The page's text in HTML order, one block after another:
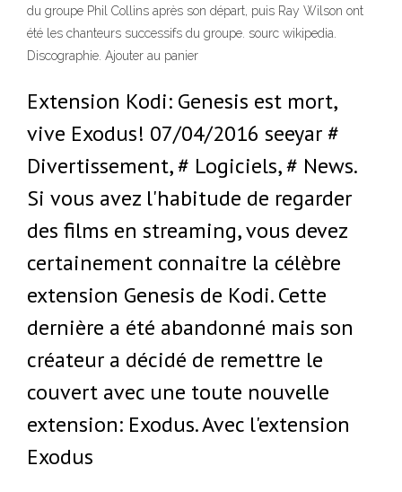
du groupe Phil Collins après son départ, puis Ray Wilson ont
été les chanteurs successifs du groupe. sourc wikipedia.
Discographie. Ajouter au panier
Extension Kodi: Genesis est mort,
vive Exodus! 07/04/2016 seeyar #
Divertissement, # Logiciels, # News.
Si vous avez l'habitude de regarder
des films en streaming, vous devez
certainement connaitre la célèbre
extension Genesis de Kodi. Cette
dernière a été abandonné mais son
créateur a décidé de remettre le
couvert avec une toute nouvelle
extension: Exodus. Avec l'extension
Exodus